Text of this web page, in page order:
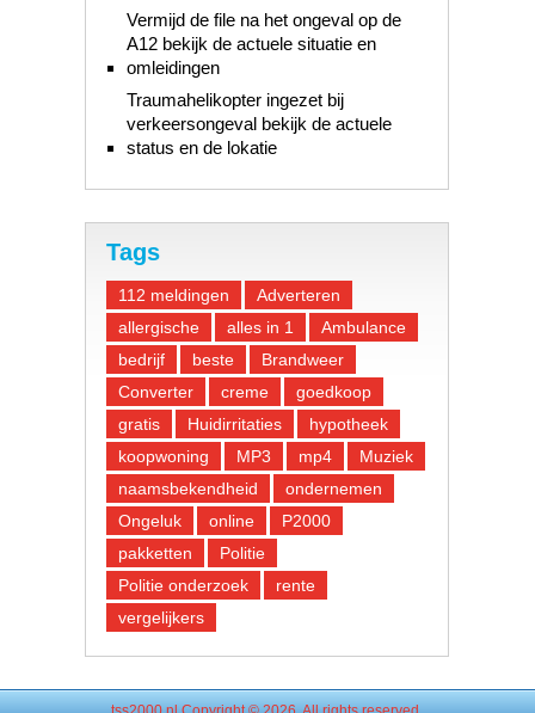
Vermijd de file na het ongeval op de
A12 bekijk de actuele situatie en
omleidingen
Traumahelikopter ingezet bij
verkeersongeval bekijk de actuele
status en de lokatie
Tags
112 meldingen
Adverteren
allergische
alles in 1
Ambulance
bedrijf
beste
Brandweer
Converter
creme
goedkoop
gratis
Huidirritaties
hypotheek
koopwoning
MP3 mp4
Muziek
naamsbekendheid
ondernemen
Ongeluk
online
P2000
pakketten
Politie
Politie onderzoek
rente
vergelijkers